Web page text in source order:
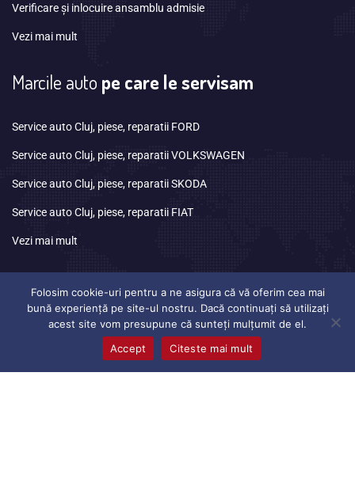
Verificare și inlocuire ansamblu admisie
Vezi mai mult
Marcile auto pe care le servisam
Service auto Cluj, piese, reparatii FORD
Service auto Cluj, piese, reparatii VOLKSWAGEN
Service auto Cluj, piese, reparatii SKODA
Service auto Cluj, piese, reparatii FIAT
Vezi mai mult
Programde lucru
08:30 – 17:00
Folosim cookie-uri pentru a ne asigura că vă oferim cea mai
bună experiență pe site-ul nostru. Dacă continuați să utilizați
acest site vom presupune că sunteți mulțumit de el.
Accept
Citeste mai mult